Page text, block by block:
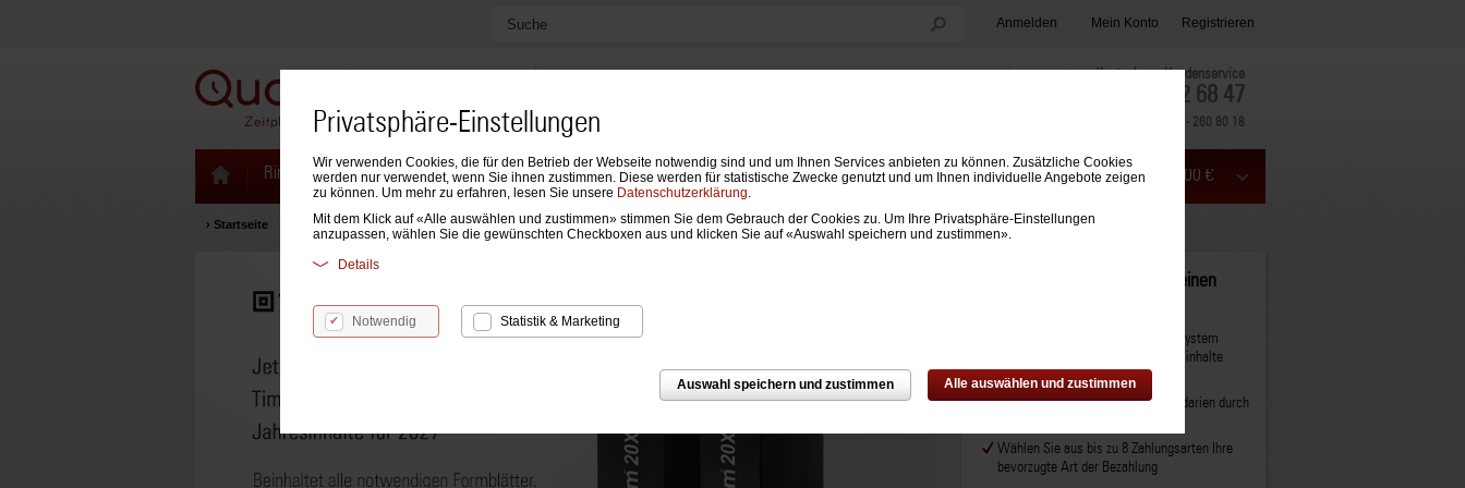
Privatsphäre-Einstellungen
Wir verwenden Cookies, die für den Betrieb der Webseite notwendig sind und um Ihnen Services anbieten zu können. Zusätzliche Cookies
werden nur verwendet, wenn Sie ihnen zustimmen. Diese werden für statistische Zwecke genutzt und um Ihnen individuelle Angebote zeigen
zu können. Um mehr zu erfahren, lesen Sie unsere Datenschutzerklärung.
Mit dem Klick auf «Alle auswählen und zustimmen» stimmen Sie dem Gebrauch der Cookies zu. Um Ihre Privatsphäre-Einstellungen
anzupassen, wählen Sie die gewünschten Checkboxen aus und klicken Sie auf «Auswahl speichern und zustimmen».
Details
Notwendig Statistik & Marketing
Auswahl speichern und zustimmen Alle auswählen und zustimmen
Suche Anmelden Mein Konto Registrieren
Kostenloser Kundenservice
0800 - 782 68 47
+49 7433 - 260 80 18
Ringbücher & Zeitplaner Kalendarien Formblätter & Einlagen Notizen, Mappen & Sonstiges Mein Warenkorb (0) 0,00 €
› Startseite
Ihre Vorteile bei Quantis auf einen
Time/system
Jahresinhalte
bzw. Einlagen
Abrundung derTimesystemKalendarien durch
Wählen Sie aus bis zu 8 Zahlungsarten Ihre
bevorzugte Art der Bezahlung